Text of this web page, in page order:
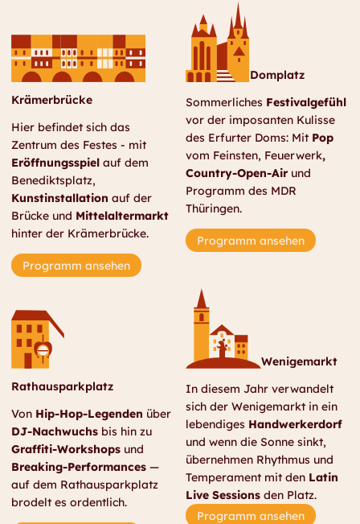
Krämerbrücke
Hier befindet sich das
Zentrum des Festes - mit
Eröffnungsspiel auf dem
Benediktsplatz,
Kunstinstallation auf der
Brücke und Mittelaltermarkt
hinter der Krämerbrücke.
Programm ansehen
Domplatz
Sommerliches Festivalgefühl
vor der imposanten Kulisse
des Erfurter Doms: Mit Pop
vom Feinsten, Feuerwerk,
Country-Open-Air und
Programm des MDR
Thüringen.
Programm ansehen
Rathausparkplatz
Von Hip-Hop-Legenden über
DJ-Nachwuchs bis hin zu
Graffiti-Workshops und
Breaking-Performances —
auf dem Rathausparkplatz
brodelt es ordentlich.
Wenigemarkt
In diesem Jahr verwandelt
sich der Wenigemarkt in ein
lebendiges Handwerkerdorf
und wenn die Sonne sinkt,
übernehmen Rhythmus und
Temperament mit den Latin
Live Sessions den Platz.
Programm ansehen